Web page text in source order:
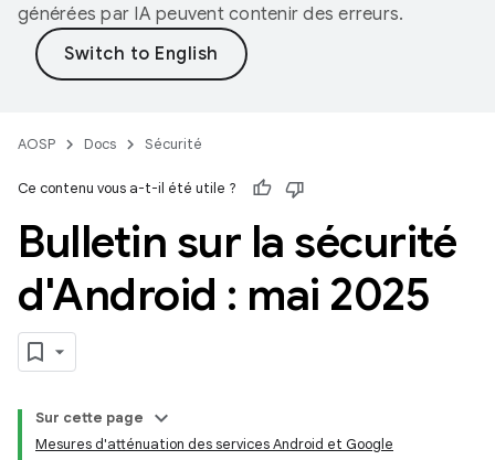
générées par IA peuvent contenir des erreurs.
AOSP Docs Sécurité
Ce contenu vous a-t-il été utile ?
Bulletin sur la sécurité
d'Android : mai 2025
Sur cette page
Mesures d'atténuation des services Android et Google